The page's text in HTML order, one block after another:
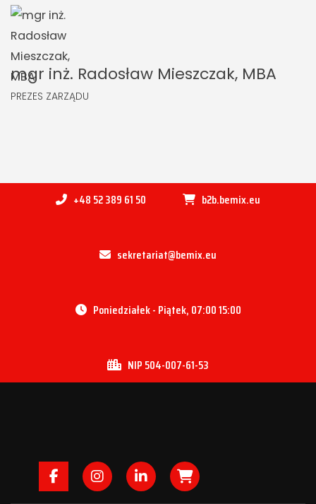
mgr inż. Radosław Mieszczak, MBA
PREZES ZARZĄDU
+48 52 389 61 50 b2b.bemix.eu
sekretariat@bemix.eu
Poniedziałek - Piątek, 07:00 15:00
NIP 504-007-61-53
FacebookInstagram
LinkedInB2B